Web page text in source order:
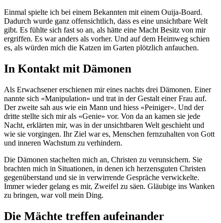
Einmal spielte ich bei einem Bekannten mit einem Ouija-Board.
Dadurch wurde ganz offensichtlich, dass es eine unsichtbare Welt
gibt. Es fühlte sich fast so an, als hätte eine Macht Besitz von mir
ergriffen. Es war anders als vorher. Und auf dem Heimweg schien
es, als würden mich die Katzen im Garten plötzlich anfauchen.
In Kontakt mit Dämonen
Als Erwachsener erschienen mir eines nachts drei Dämonen. Einer
nannte sich «Manipulation» und trat in der Gestalt einer Frau auf.
Der zweite sah aus wie ein Mann und hiess «Peiniger». Und der
dritte stellte sich mir als «Genie» vor. Von da an kamen sie jede
Nacht, erklärten mir, was in der unsichtbaren Welt geschieht und
wie sie vorgingen. Ihr Ziel war es, Menschen fernzuhalten von Gott
und inneren Wachstum zu verhindern.
Die Dämonen stachelten mich an, Christen zu verunsichern. Sie
brachten mich in Situationen, in denen ich herzensguten Christen
gegenüberstand und sie in verwirrende Gespräche verwickelte.
Immer wieder gelang es mir, Zweifel zu säen. Gläubige ins Wanken
zu bringen, war voll mein Ding.
Die Mächte treffen aufeinander